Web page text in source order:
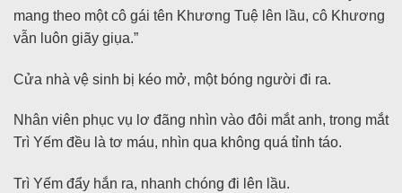
mang theo một cô gái tên Khương Tuệ lên lầu, cô Khương
vẫn luôn giãy giụa.”
Cửa nhà vệ sinh bị kéo mở, một bóng người đi ra.
Nhân viên phục vụ lơ đãng nhìn vào đôi mắt anh, trong mắt
Trì Yếm đều là tơ máu, nhìn qua không quá tỉnh táo.
Trì Yếm đẩy hắn ra, nhanh chóng đi lên lầu.